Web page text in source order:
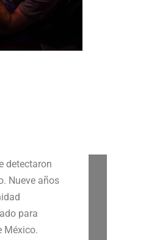
detectaron
Nueve años
para
México.